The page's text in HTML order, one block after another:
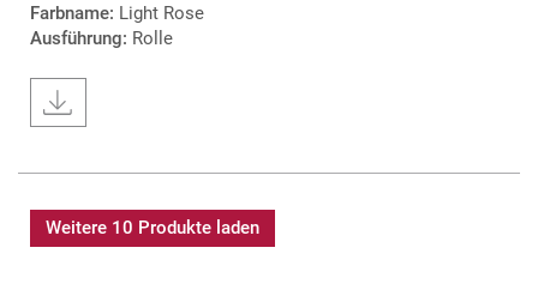
Farbname: Light Rose
Ausführung: Rolle
Weitere 10 Produkte laden